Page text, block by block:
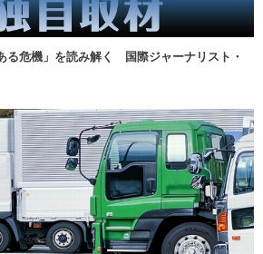
る危機」を読み解く 国際ジャーナリスト・